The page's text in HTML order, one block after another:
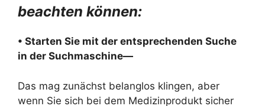
beachten können:
• Starten Sie mit der entsprechenden Suche
in der Suchmaschine—
Das mag zunächst belanglos klingen, aber
wenn Sie sich bei dem Medizinprodukt sicher